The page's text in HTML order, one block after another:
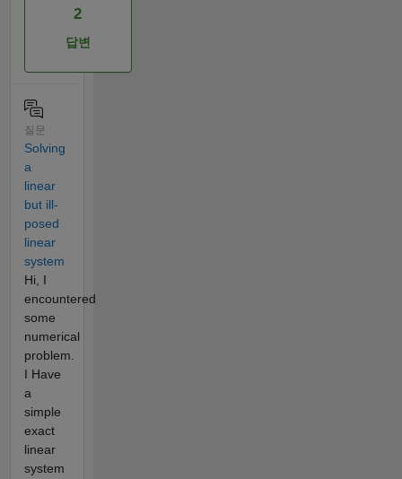
2
답변
질문
Solving
a
linear
but ill-
posed
linear
system
Hi, I
encountered
some
numerical
problem.
I Have
a
simple
exact
linear
system